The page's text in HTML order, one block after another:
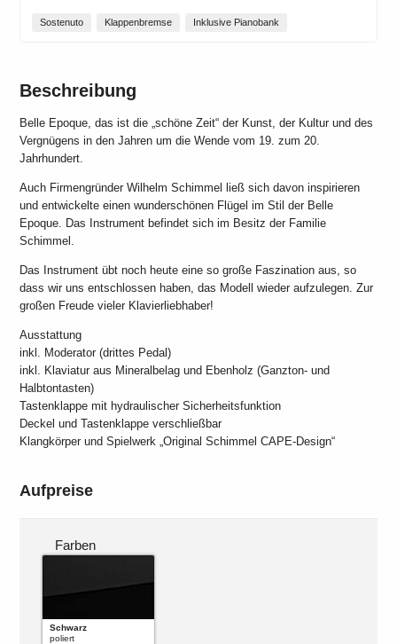
Sostenuto Klappenbremse Inklusive Pianobank
Beschreibung
Belle Epoque, das ist die „schöne Zeit“ der Kunst, der Kultur und des
Vergnügens in den Jahren um die Wende vom 19. zum 20.
Jahrhundert.
Auch Firmengründer Wilhelm Schimmel ließ sich davon inspirieren
und entwickelte einen wunderschönen Flügel im Stil der Belle
Epoque. Das Instrument befindet sich im Besitz der Familie
Schimmel.
Das Instrument übt noch heute eine so große Faszination aus, so
dass wir uns entschlossen haben, das Modell wieder aufzulegen. Zur
großen Freude vieler Klavierliebhaber!
Ausstattung
inkl. Moderator (drittes Pedal)
inkl. Klaviatur aus Mineralbelag und Ebenholz (Ganzton- und
Halbtontasten)
Tastenklappe mit hydraulischer Sicherheitsfunktion
Deckel und Tastenklappe verschließbar
Klangkörper und Spielwerk „Original Schimmel CAPE-Design“
Aufpreise
Farben
Schwarz
poliert